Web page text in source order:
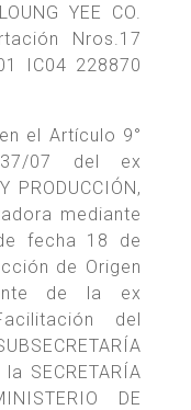
YEE CO.
Nros.17
IC04 228870
el Artículo 9°
07 del ex
PRODUCCIÓN,
mediante
fecha 18 de
de Origen
de la ex
del
SECRETARÍA
DE